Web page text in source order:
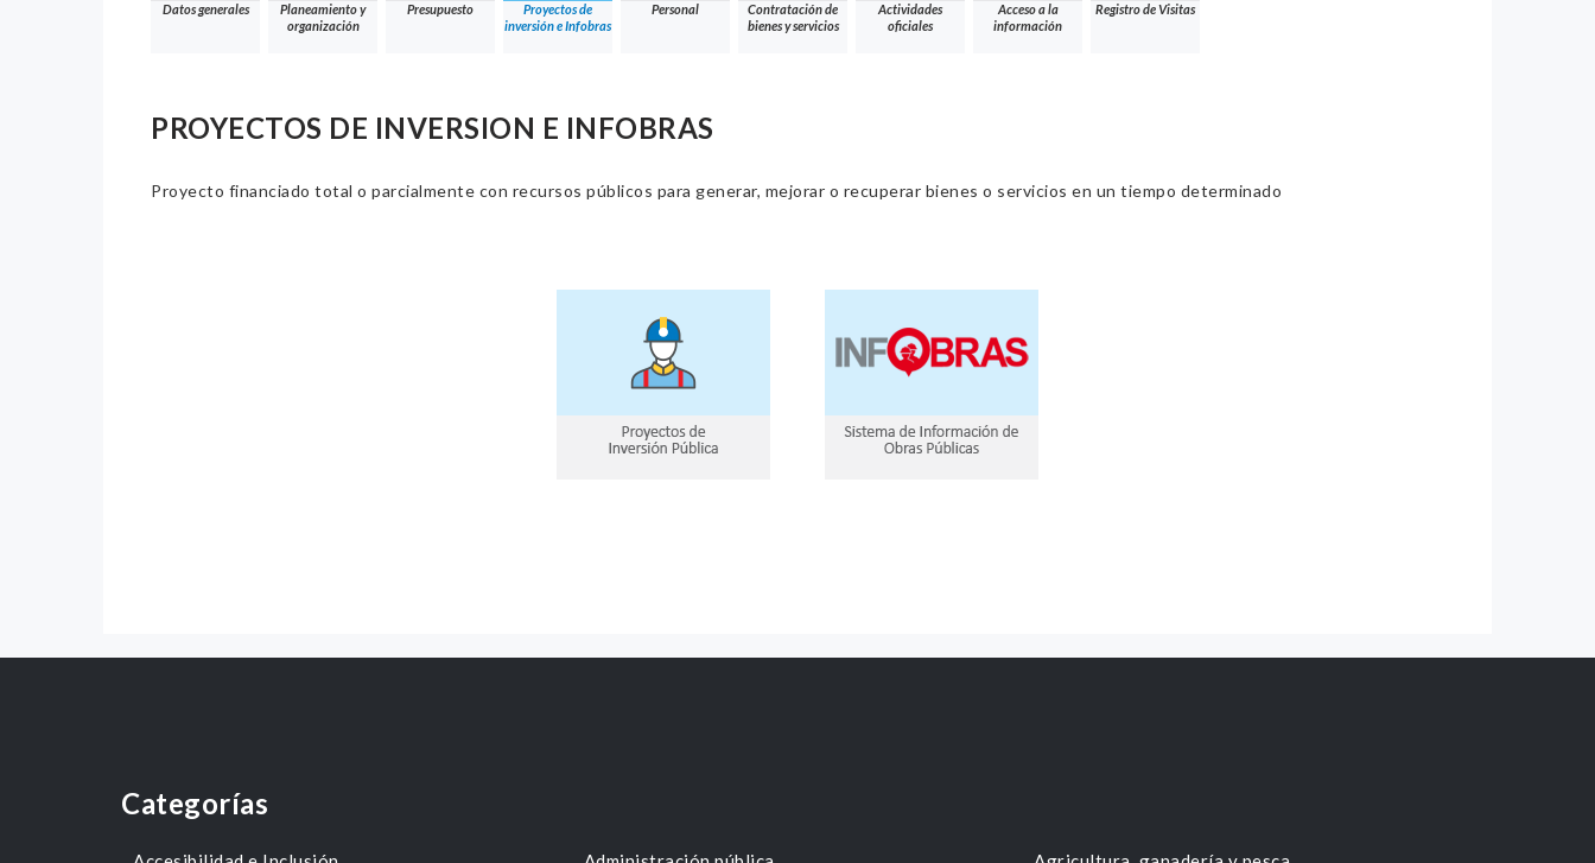
Datos generales
Planeamiento y
organización
Presupuesto
Proyectos de
inversión e Infobras
Personal
Contratación de
bienes y servicios
Actividades
oficiales
Acceso a la
información
Registro de Visitas
PROYECTOS DE INVERSION E INFOBRAS
Proyecto financiado total o parcialmente con recursos públicos para generar, mejorar o recuperar bienes o servicios en un tiempo determinado
Categorías